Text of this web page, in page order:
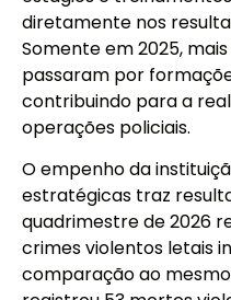
diretamente nos
Somente em 2025,
passaram por
contribuindo para a
operações policiais.
O empenho da
estratégicas traz
quadrimestre de 2026
crimes violentos letais
comparação ao